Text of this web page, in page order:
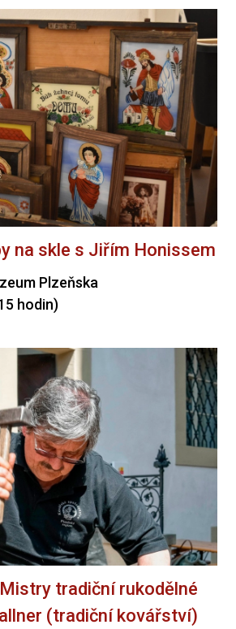
na skle s Jiřím Honissem
Plzeňska
hodin)
tradiční rukodělné
(tradiční kovářství)